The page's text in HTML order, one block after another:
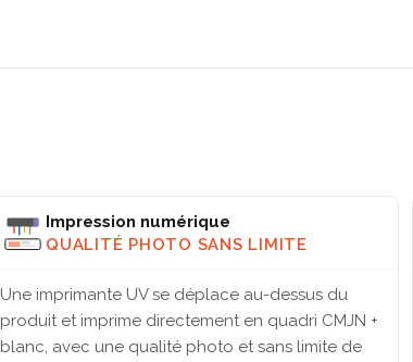
Impression numérique
QUALITÉ PHOTO SANS LIMITE
Une imprimante UV se déplace au-dessus du
produit et imprime directement en quadri CMJN +
blanc, avec une qualité photo et sans limite de